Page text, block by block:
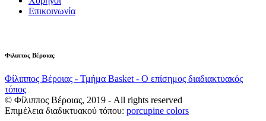
Επικοινωνία
Φιλιππος Βέροιας
Φίλιππος Βέροιας - Τμήμα Basket - Ο επίσημος διαδιακτυακός
τόπος
© Φίλιππος Βέροιας, 2019 - All rights reserved
Επιμέλεια διαδικτυακού τόπου: porcupine colors